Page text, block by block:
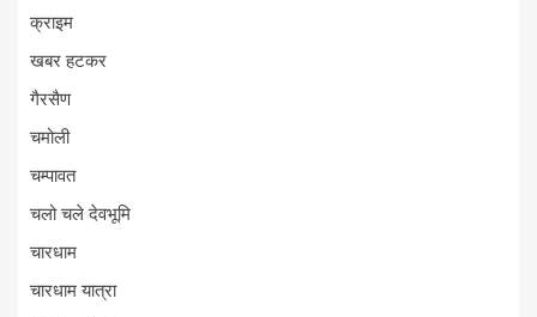
क्राइम
खबर हटकर
गैरसैण
चमोली
चम्पावत
चलो चले देवभूमि
चारधाम
चारधाम यात्रा